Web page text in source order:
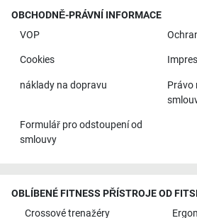
OBCHODNĚ-PRÁVNÍ INFORMACE
VOP
Cookies
náklady na dopravu
Právo
Formulář pro odstoupení od
smlouvy
OBLÍBENÉ FITNESS PŘÍSTROJE OD
Crossové trenažéry